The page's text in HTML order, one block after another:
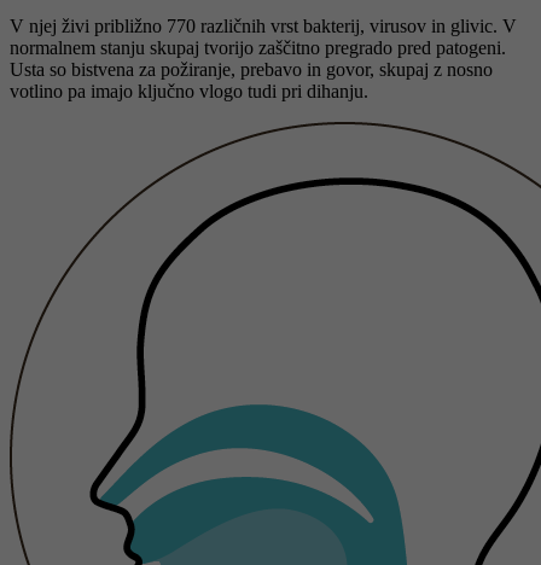
V njej živi približno 770 različnih vrst bakterij, virusov in glivic. V
normalnem stanju skupaj tvorijo zaščitno pregrado pred patogeni.
Usta so bistvena za požiranje, prebavo in govor, skupaj z nosno
votlino pa imajo ključno vlogo tudi pri dihanju.